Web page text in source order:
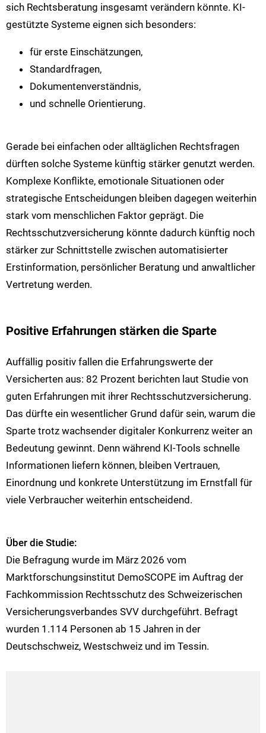
sich Rechtsberatung insgesamt verändern könnte. KI-
gestützte Systeme eignen sich besonders:
für erste Einschätzungen,
Standardfragen,
Dokumentenverständnis,
und schnelle Orientierung.
Gerade bei einfachen oder alltäglichen Rechtsfragen
dürften solche Systeme künftig stärker genutzt werden.
Komplexe Konflikte, emotionale Situationen oder
strategische Entscheidungen bleiben dagegen weiterhin
stark vom menschlichen Faktor geprägt. Die
Rechtsschutzversicherung könnte dadurch künftig noch
stärker zur Schnittstelle zwischen automatisierter
Erstinformation, persönlicher Beratung und anwaltlicher
Vertretung werden.
Positive Erfahrungen stärken die Sparte
Auffällig positiv fallen die Erfahrungswerte der
Versicherten aus: 82 Prozent berichten laut Studie von
guten Erfahrungen mit ihrer Rechtsschutzversicherung.
Das dürfte ein wesentlicher Grund dafür sein, warum die
Sparte trotz wachsender digitaler Konkurrenz weiter an
Bedeutung gewinnt. Denn während KI-Tools schnelle
Informationen liefern können, bleiben Vertrauen,
Einordnung und konkrete Unterstützung im Ernstfall für
viele Verbraucher weiterhin entscheidend.
Über die Studie:
Die Befragung wurde im März 2026 vom
Marktforschungsinstitut DemoSCOPE im Auftrag der
Fachkommission Rechtsschutz des Schweizerischen
Versicherungsverbandes SVV durchgeführt. Befragt
wurden 1.114 Personen ab 15 Jahren in der
Deutschschweiz, Westschweiz und im Tessin.